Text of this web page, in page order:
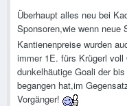
Überhaupt alles neu bei
Sponsoren,wie wenn neue
Kantienenpreise wurden
immer 1E. fürs Krügerl voll
dunkelhäutige Goali der
begangen hat,im
Vorgänger!